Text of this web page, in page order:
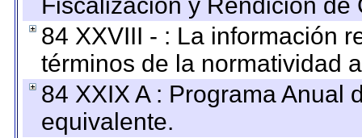
84 XXVIII - : La información
términos de la normatividad
84 XXIX A : Programa Anual
equivalente.